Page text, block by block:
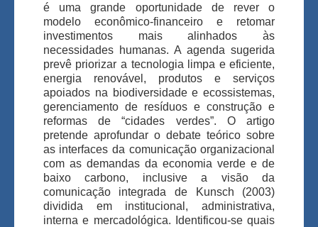
é uma grande oportunidade de rever o
modelo econômico-financeiro e retomar
investimentos mais alinhados às
necessidades humanas. A agenda sugerida
prevê priorizar a tecnologia limpa e eficiente,
energia renovável, produtos e serviços
apoiados na biodiversidade e ecossistemas,
gerenciamento de resíduos e construção e
reformas de “cidades verdes”. O artigo
pretende aprofundar o debate teórico sobre
as interfaces da comunicação organizacional
com as demandas da economia verde e de
baixo carbono, inclusive a visão da
comunicação integrada de Kunsch (2003)
dividida em institucional, administrativa,
interna e mercadológica. Identificou-se quais